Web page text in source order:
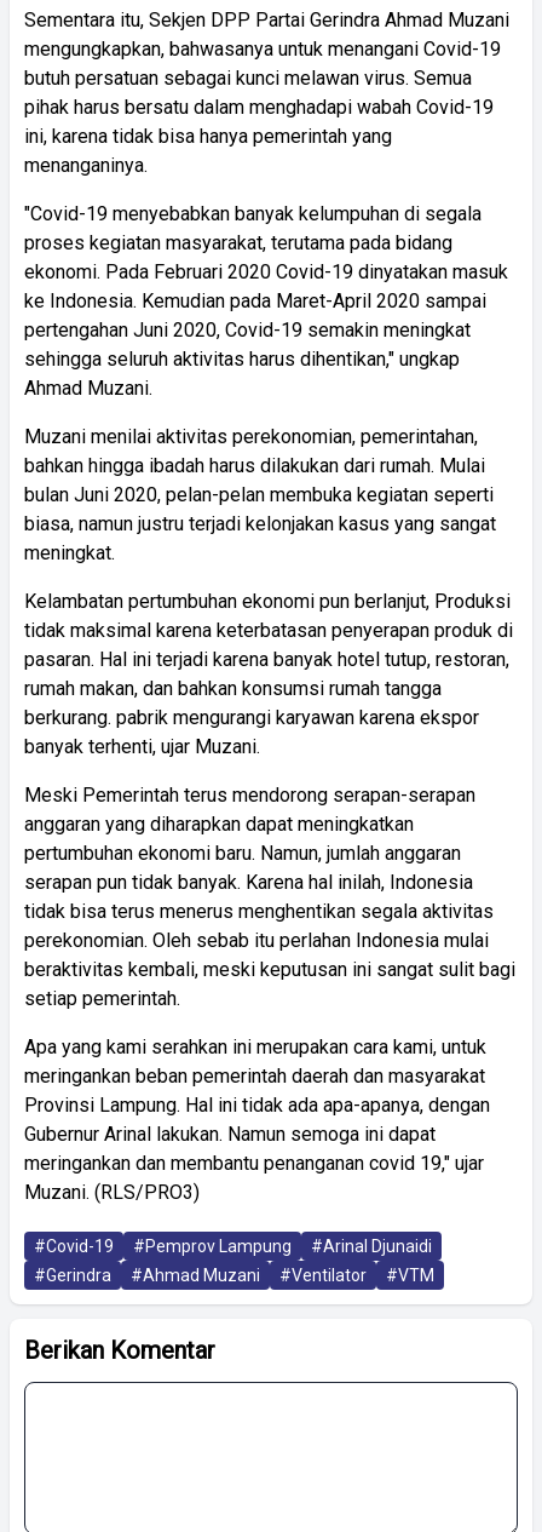
Sementara itu, Sekjen DPP Partai Gerindra Ahmad Muzani
mengungkapkan, bahwasanya untuk menangani Covid-19
butuh persatuan sebagai kunci melawan virus. Semua
pihak harus bersatu dalam menghadapi wabah Covid-19
ini, karena tidak bisa hanya pemerintah yang
menanganinya.
"Covid-19 menyebabkan banyak kelumpuhan di segala
proses kegiatan masyarakat, terutama pada bidang
ekonomi. Pada Februari 2020 Covid-19 dinyatakan masuk
ke Indonesia. Kemudian pada Maret-April 2020 sampai
pertengahan Juni 2020, Covid-19 semakin meningkat
sehingga seluruh aktivitas harus dihentikan," ungkap
Ahmad Muzani.
Muzani menilai aktivitas perekonomian, pemerintahan,
bahkan hingga ibadah harus dilakukan dari rumah. Mulai
bulan Juni 2020, pelan-pelan membuka kegiatan seperti
biasa, namun justru terjadi kelonjakan kasus yang sangat
meningkat.
Kelambatan pertumbuhan ekonomi pun berlanjut, Produksi
tidak maksimal karena keterbatasan penyerapan produk di
pasaran. Hal ini terjadi karena banyak hotel tutup, restoran,
rumah makan, dan bahkan konsumsi rumah tangga
berkurang. pabrik mengurangi karyawan karena ekspor
banyak terhenti, ujar Muzani.
Meski Pemerintah terus mendorong serapan-serapan
anggaran yang diharapkan dapat meningkatkan
pertumbuhan ekonomi baru. Namun, jumlah anggaran
serapan pun tidak banyak. Karena hal inilah, Indonesia
tidak bisa terus menerus menghentikan segala aktivitas
perekonomian. Oleh sebab itu perlahan Indonesia mulai
beraktivitas kembali, meski keputusan ini sangat sulit bagi
setiap pemerintah.
Apa yang kami serahkan ini merupakan cara kami, untuk
meringankan beban pemerintah daerah dan masyarakat
Provinsi Lampung. Hal ini tidak ada apa-apanya, dengan
Gubernur Arinal lakukan. Namun semoga ini dapat
meringankan dan membantu penanganan covid 19," ujar
Muzani. (RLS/PRO3)
#Covid-19 #Pemprov Lampung
#Arinal Djunaidi
#Gerindra
#Ahmad Muzani #Ventilator #VTM
Berikan Komentar